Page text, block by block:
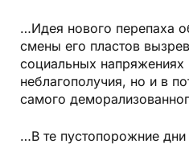
…Идея нового перепаха
смены его пластов
социальных напряжениях
неблагополучия, но и в
самого
…В те пустопорожние дни